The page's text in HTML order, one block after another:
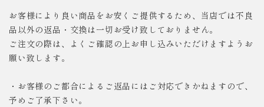
お客様により良い商品をお安くご提供するため、当店では不良
品以外の返品・交換は一切お受け致しておりません。
ご注文の際は、よくご確認の上お申し込みいただけますようお
願い致します。
・お客様のご都合によるご返品にはご対応できかねますので、
予めご了承下さい。